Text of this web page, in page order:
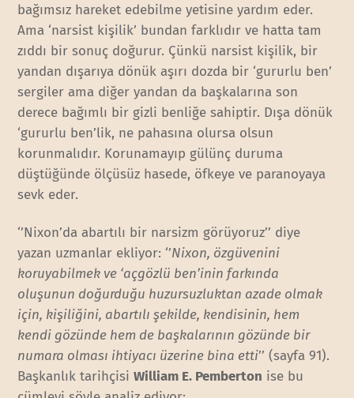
bağımsız hareket edebilme yetisine yardım eder.
Ama ‘narsist kişilik’ bundan farklıdır ve hatta tam
zıddı bir sonuç doğurur. Çünkü narsist kişilik, bir
yandan dışarıya dönük aşırı dozda bir ‘gururlu ben’
sergiler ama diğer yandan da başkalarına son
derece bağımlı bir gizli benliğe sahiptir. Dışa dönük
‘gururlu ben’lik, ne pahasına olursa olsun
korunmalıdır. Korunamayıp gülünç duruma
düştüğünde ölçüsüz hasede, öfkeye ve paranoyaya
sevk eder.
‘’Nixon’da abartılı bir narsizm görüyoruz’’ diye
yazan uzmanlar ekliyor: ‘’Nixon, özgüvenini
koruyabilmek ve ‘açgözlü ben’inin farkında
oluşunun doğurduğu huzursuzluktan azade olmak
için, kişiliğini, abartılı şekilde, kendisinin, hem
kendi gözünde hem de başkalarının gözünde bir
numara olması ihtiyacı üzerine bina etti’’ (sayfa 91).
Başkanlık tarihçisiWilliam E. Pemberton ise bu